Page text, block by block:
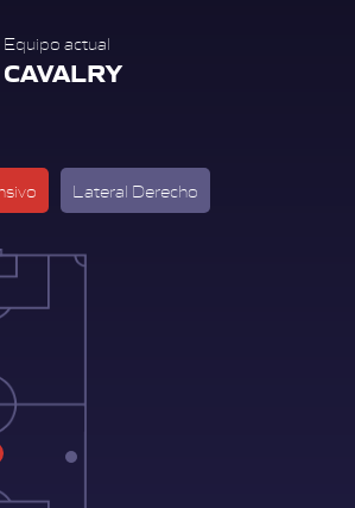
Equipo actual
CAVALRY
Lateral Derecho